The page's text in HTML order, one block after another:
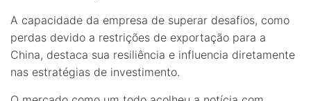
A capacidade da empresa de superar desafios, como
perdas devido a restrições de exportação para a
China, destaca sua resiliência e influencia diretamente
nas estratégias de investimento.